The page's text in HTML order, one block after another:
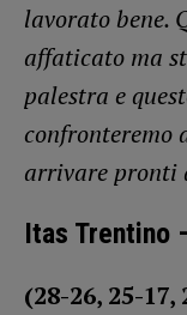
lavorato bene.
affaticato ma
palestra e
arrivare pronti
Itas Trentino
(28-26, 25-